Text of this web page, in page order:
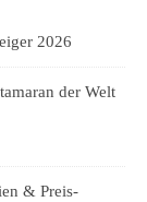
2026
der Welt
& Preis-